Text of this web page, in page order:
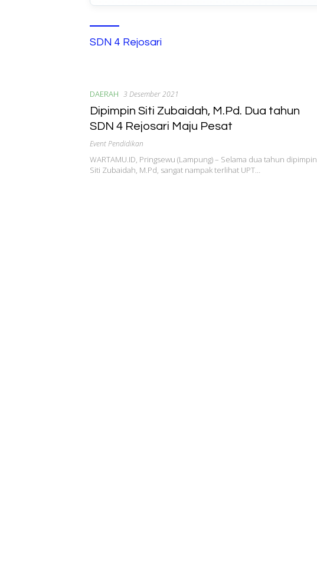
SDN 4 Rejosari
DAERAH 3 Desember 2021
Dipimpin Siti Zubaidah, M.Pd. Dua tahun
SDN 4 Rejosari Maju Pesat
Event Pendidikan
WARTAMU.ID, Pringsewu (Lampung) – Selama dua tahun dipimpin
Siti Zubaidah, M.Pd, sangat nampak terlihat UPT…